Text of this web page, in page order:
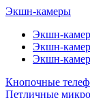
Экшн-камеры
Экшн-
Экшн-
Экшн-
Кнопочные
Петличные